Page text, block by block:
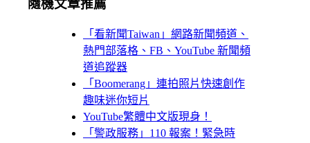
隨機文章推薦
「看新聞Taiwan」網路新聞頻道、
熱門部落格、FB、YouTube 新聞頻
道追蹤器
「Boomerang」連拍照片快速創作
趣味迷你短片
YouTube繁體中文版現身！
「警政服務」110 報案！緊急時